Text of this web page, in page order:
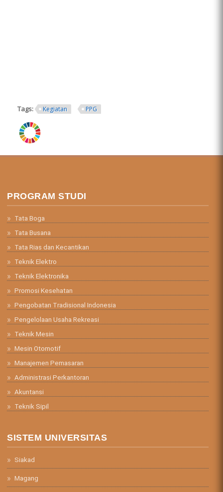
Tags: Kegiatan PPG
ring.png
PROGRAM STUDI
Tata Boga
Tata Busana
Tata Rias dan Kecantikan
Teknik Elektro
Teknik Elektronika
Promosi Kesehatan
Pengobatan Tradisional Indonesia
Pengelolaan Usaha Rekreasi
Teknik Mesin
Mesin Otomotif
Manajemen Pemasaran
Administrasi Perkantoran
Akuntansi
Teknik Sipil
SISTEM UNIVERSITAS
Siakad
Magang